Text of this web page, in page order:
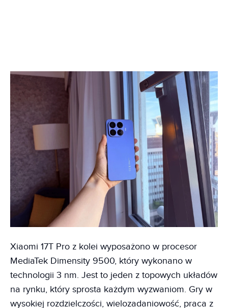
Xiaomi 17T Pro z kolei wyposażono w procesor
MediaTek Dimensity 9500, który wykonano w
technologii 3 nm. Jest to jeden z topowych układów
na rynku, który sprosta każdym wyzwaniom. Gry w
wysokiej rozdzielczości, wielozadaniowość, praca z